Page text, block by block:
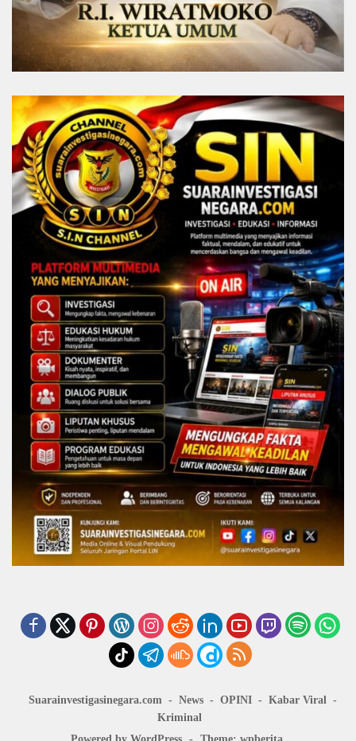
Suarainvestigasinegara.com News OPINI
Kabar Viral
Kriminal